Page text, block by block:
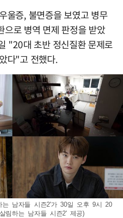
울증, 불면증을 보였고 병무
으로 병역 면제 판정을 받았
"20대 초반 정신질환 문제로
다"고 전했다.
는 남자들 시즌2'가 30일 오후 9시 20
림하는 남자들 시즌2' 제공)